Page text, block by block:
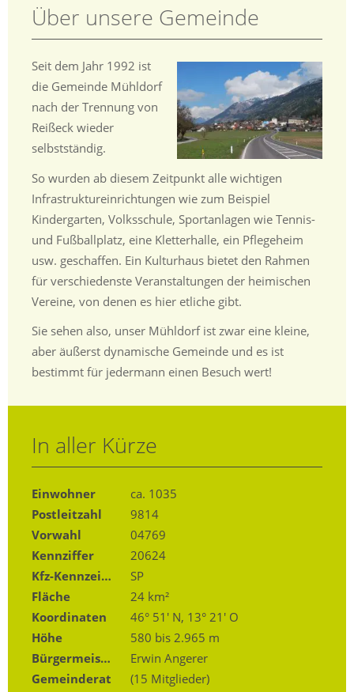
Über unsere Gemeinde
Seit dem Jahr 1992 ist
die Gemeinde Mühldorf
nach der Trennung von
Reißeck wieder
selbstständig.
So wurden ab diesem Zeitpunkt alle wichtigen
Infrastruktureinrichtungen wie zum Beispiel
Kindergarten, Volksschule, Sportanlagen wie Tennis-
und Fußballplatz, eine Kletterhalle, ein Pflegeheim
usw. geschaffen. Ein Kulturhaus bietet den Rahmen
für verschiedenste Veranstaltungen der heimischen
Vereine, von denen es hier etliche gibt.
Sie sehen also, unser Mühldorf ist zwar eine kleine,
aber äußerst dynamische Gemeinde und es ist
bestimmt für jedermann einen Besuch wert!
In aller Kürze
Einwohner
ca. 1035
Postleitzahl
9814
Vorwahl
04769
Kennziffer
20624
Kfz-Kennzeichen
SP
Fläche
24 km²
Koordinaten
46° 51′ N, 13° 21′ O
Höhe
580 bis 2.965 m
Bürgermeister
Erwin Angerer
Gemeinderat
(15 Mitglieder)